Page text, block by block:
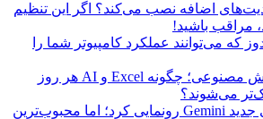
ویندوز ۱۱ آپدیت‌های اضافه نصب می‌کند؟ اگر این تنظیم
مراقب باشید!
که می‌توانند عملکرد کامپیوتر شما را
آینده اکسل با هوش مصنوعی؛ چگونه Excel و AI هر روز
می‌شوند؟
گوگل از مدل‌های جدید Gemini رونمایی کرد؛ اما محبوب‌ترین